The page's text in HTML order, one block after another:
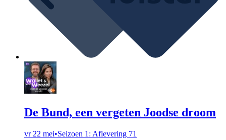
De Bund, een vergeten Joodse droom
vr 22 mei•Seizoen 1: Aflevering 71